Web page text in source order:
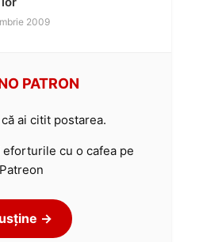
2009
PATRON
ai citit postarea.
cu o cafea pe
Patreon
→